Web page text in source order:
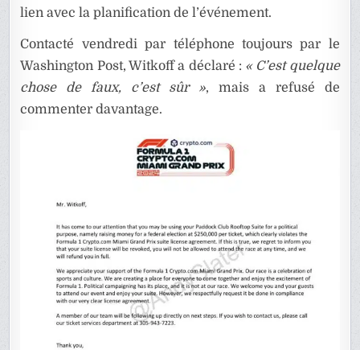
lien avec la planification de l’événement.
Contacté vendredi par téléphone toujours par le
Washington Post, Witkoff a déclaré : « C’est quelque
chose de faux, c’est sûr », mais a refusé de
commenter davantage.